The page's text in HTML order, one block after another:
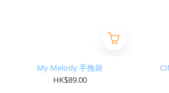
My Melody 手挽袋
HK$89.00